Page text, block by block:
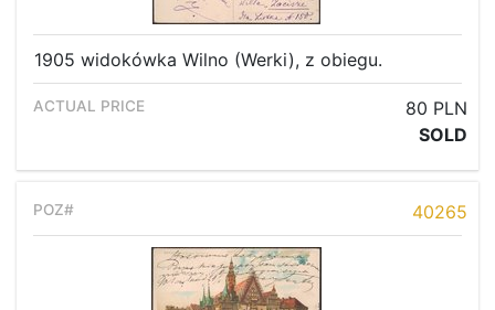
1905 widokówka Wilno (Werki), z obiegu.
80 PLN
SOLD
40265